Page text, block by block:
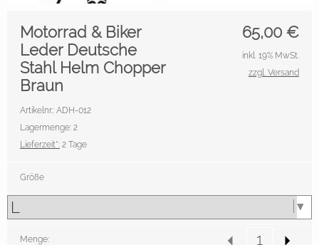
65,00 €
Motorrad & Biker
Leder Deutsche
Stahl Helm Chopper
Braun
Artikelnr.: ADH-012
Lagermenge: 2
Lieferzeit*: 2 Tage
inkl. 19% MwSt.
zzgl. Versand
Größe
Menge: